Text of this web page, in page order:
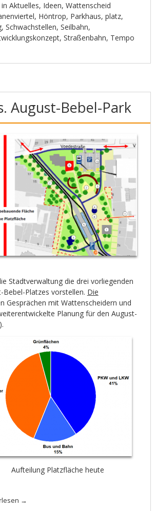
Aktuelles, Ideen, Wattenscheid
, Höntrop, Parkhaus, platz,
, Schwachstellen, Seilbahn,
, Straßenbahn, Tempo
August-Bebel-Park
Stadtverwaltung die drei vorliegenden
Platzes vorstellen. Die
Gesprächen mit Wattenscheidern und
Planung für den August-
Aufteilung Platzfläche heute
→